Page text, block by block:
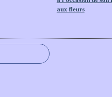
aux fleurs